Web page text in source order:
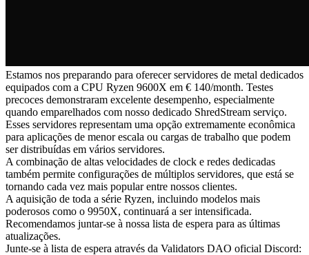
Estamos nos preparando para oferecer servidores de metal dedicados
equipados com a CPU Ryzen 9600X em € 140/month. Testes
precoces demonstraram excelente desempenho, especialmente
quando emparelhados com nosso dedicado ShredStream serviço.
Esses servidores representam uma opção extremamente econômica
para aplicações de menor escala ou cargas de trabalho que podem
ser distribuídas em vários servidores.
A combinação de altas velocidades de clock e redes dedicadas
também permite configurações de múltiplos servidores, que está se
tornando cada vez mais popular entre nossos clientes.
A aquisição de toda a série Ryzen, incluindo modelos mais
poderosos como o 9950X, continuará a ser intensificada.
Recomendamos juntar-se à nossa lista de espera para as últimas
atualizações.
Junte-se à lista de espera através da Validators DAO oficial Discord: